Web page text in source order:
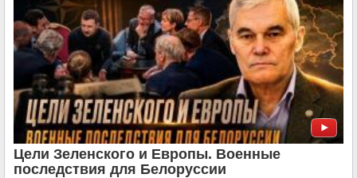
Цели Зеленского и Европы. Военные
последствия для Белоруссии